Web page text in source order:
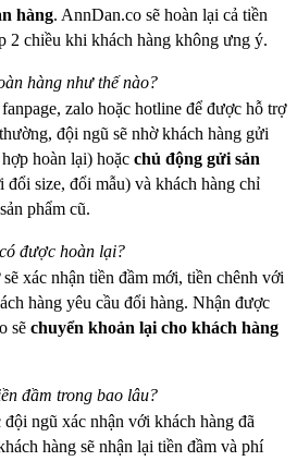
hàng. AnnDan.co sẽ hoàn lại cả tiền
2 chiều khi khách hàng không ưng ý.
hàng như thế nào?
zalo hoặc hotline để được hỗ trợ
đội ngũ sẽ nhờ khách hàng gửi
hoàn lại) hoặc chủ động gửi sản
đổi size, đổi mẫu) và khách hàng chỉ
phẩm cũ.
được hoàn lại?
xác nhận tiền đầm mới, tiền chênh với
hàng yêu cầu đổi hàng. Nhận được
sẽ chuyển khoản lại cho khách hàng
đầm trong bao lâu?
đội ngũ xác nhận với khách hàng đã
hàng sẽ nhận lại tiền đầm và phí